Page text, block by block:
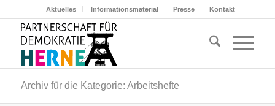
Aktuelles Informationsmaterial Presse Kontakt
Archiv für die Kategorie: Arbeitshefte